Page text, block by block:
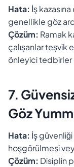
Hata: İş
genellikle göz
Çözüm: Ramak
çalışanlar teşvik
önleyici tedbirler
7.
Göz
Hata: İş güvenliği
hoşgörülmesi
Çözüm: Disiplin